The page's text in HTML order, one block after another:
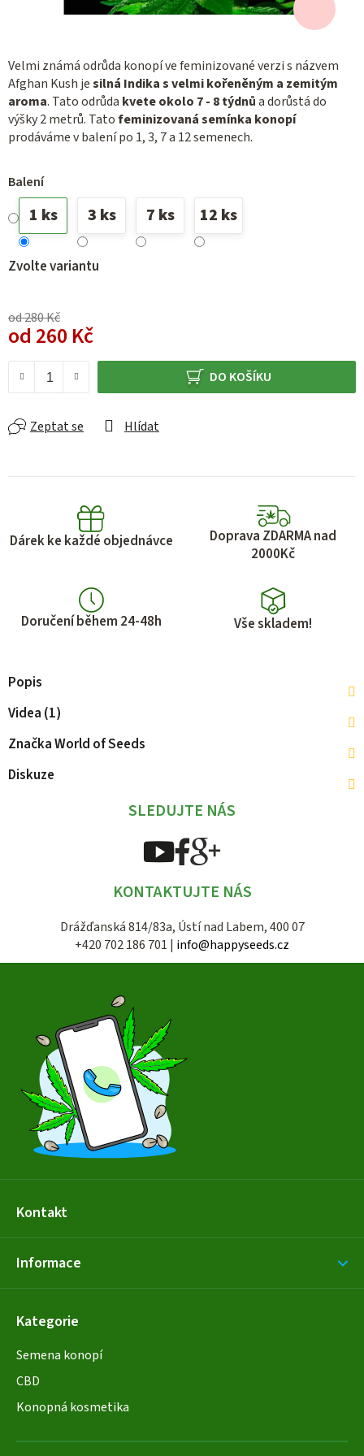
Velmi známá odrůda konopí ve feminizované verzi s názvem
Afghan Kush jesilná Indika s velmi kořeněným a zemitým
aroma. Tato odrůda kvete okolo 7 - 8 týdnůa dorůstá do
výšky 2 metrů. Tatofeminizovaná semínka konopí
prodáváme v balení po 1, 3, 7 a 12 semenech.
Balení
1 ks 3 ks 7 ks 12 ks
Zvolte variantu
od 280 Kč
od 260 Kč
DO KOŠÍKU
Zeptat se Hlídat
Dárek ke každé objednávce
Doprava ZDARMA nad
2000Kč
Doručení během 24-48h Vše skladem!
Popis
Videa (1)
ZnačkaWorld of Seeds
Diskuze
SLEDUJTE NÁS
KONTAKTUJTE NÁS
Drážďanská 814/83a, Ústí nad Labem, 400 07
+420 702 186 701 | info@happyseeds.cz
Kontakt
Informace
Kategorie
Semena konopí
CBD
Konopná kosmetika